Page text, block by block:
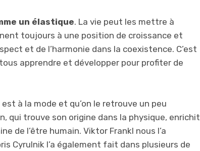
un élastique. La vie peut les mettre à
toujours à une position de croissance et
et de l’harmonie dans la coexistence. C’est
apprendre et développer pour profiter de
à la mode et qu’on le retrouve un peu
qui trouve son origine dans la physique, enrichit
de l’être humain. Viktor Frankl nous l’a
Cyrulnik l’a également fait dans plusieurs de